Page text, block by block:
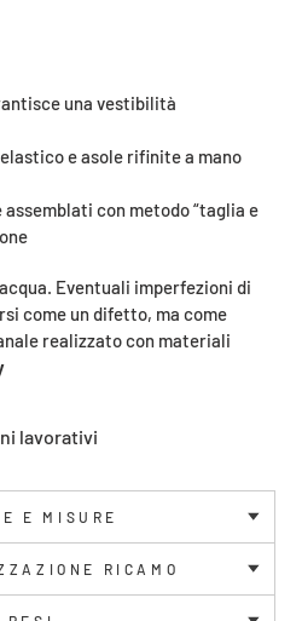
una vestibilità
e asole rifinite a mano
con metodo “taglia e
Eventuali imperfezioni di
come un difetto, ma come
realizzato con materiali
lavorativi
E MISURE
RICAMO